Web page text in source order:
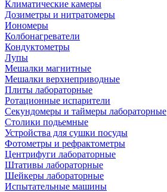
Климатические камеры
Дозиметры и нитратомеры
Иономеры
Колбонагреватели
Кондуктометры
Лупы
Мешалки магнитные
Мешалки верхнеприводные
Плиты лабораторные
Ротационные испарители
Секундомеры и таймеры лабораторные
Столики подьемные
Устройства для сушки посуды
Фотометры и рефрактометры
Центрифуги лабораторные
Штативы лабораторные
Шейкеры лабораторные
Испытательные машины